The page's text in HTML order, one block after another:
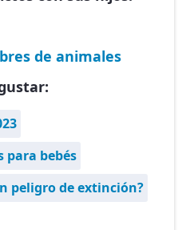
de animales
para bebés
peligro de extinción?